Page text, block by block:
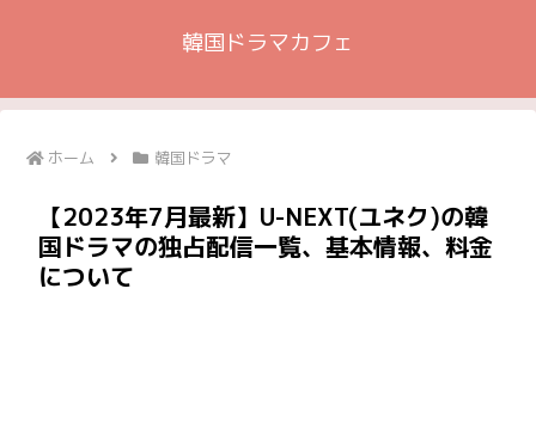
韓国ドラマカフェ
ホーム 韓国ドラマ
【2023年7月最新】U-NEXT(ユネク)の韓
国ドラマの独占配信一覧、基本情報、料金
について